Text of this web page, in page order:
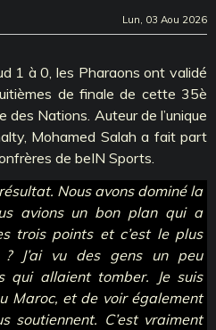
Lun, 03 Aou 2026
1 à 0, les Pharaons ont validé
de finale de cette 35è
des Nations. Auteur de l’unique
Mohamed Salah a fait part
de beIN Sports.
Nous avons dominé la
avions un bon plan qui a
trois points et c’est le plus
? J’ai vu des gens un peu
qui allaient tomber. Je suis
Maroc, et de voir également
soutiennent. C’est vraiment